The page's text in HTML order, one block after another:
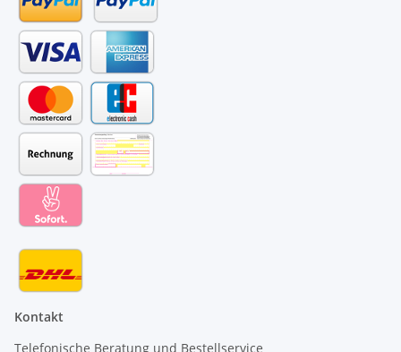
Kontakt
Telefonische Beratung und Bestellservice